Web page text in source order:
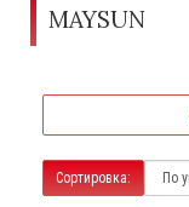
MAYSUN
Сортировка: